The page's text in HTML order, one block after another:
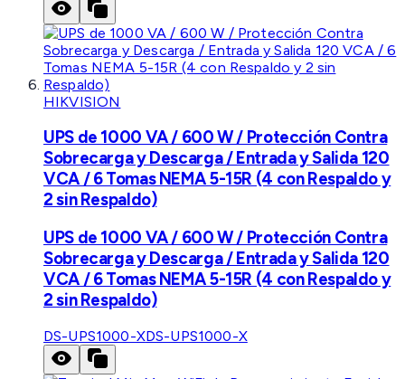
HIKVISION
UPS de 1000 VA / 600 W / Protección Contra
Sobrecarga y Descarga / Entrada y Salida 120
VCA / 6 Tomas NEMA 5-15R (4 con Respaldo y
2 sin Respaldo)
UPS de 1000 VA / 600 W / Protección Contra
Sobrecarga y Descarga / Entrada y Salida 120
VCA / 6 Tomas NEMA 5-15R (4 con Respaldo y
2 sin Respaldo)
DS-UPS1000-XDS-UPS1000-X